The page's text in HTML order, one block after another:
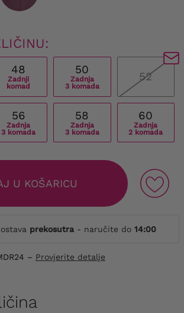
48
Zadnji
komad
50
Zadnja
3 komada
52
56
Zadnja
3 komada
58
Zadnja
3 komada
60
Zadnja
2 komada
U KOŠARICU
prekosutra - naručite do 14:00
– Provjerite detalje